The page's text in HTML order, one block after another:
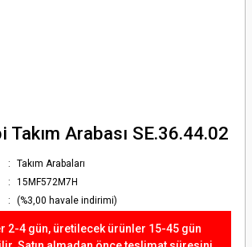
Takım Arabası SE.36.44.02
Takım Arabaları
15MF572M7H
(%3,00 havale indirimi)
2-4 gün, üretilecek ürünler 15-45 gün